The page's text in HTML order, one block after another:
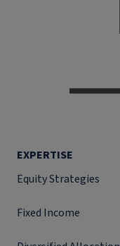
EXPERTISE
Equity Strategies
Fixed Income